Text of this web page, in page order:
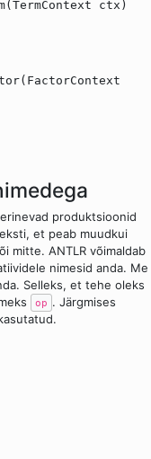
ctx)
produktsioonid
et peab muudkui
mitte. ANTLR võimaldab
nimesid anda. Me
Selleks, et tehe oleks
op . Järgmises